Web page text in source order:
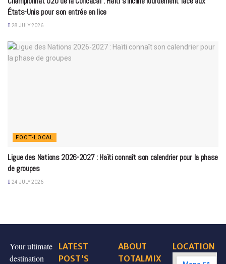
États-Unis pour son entrée en lice
28 JULY 2026
FOOT-LOCAL
Ligue des Nations 2026-2027 : Haïti connaît son calendrier pour la phase
de groupes
24 JULY 2026
Your ultimate
destination
LATEST
POST'S
ABOUT
TOTALMIX
LOCATION